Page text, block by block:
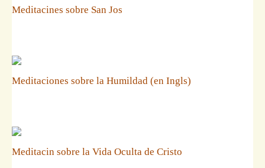
Meditacines sobre San Jos
Meditaciones sobre la Humildad (en Ingls)
Meditacin sobre la Vida Oculta de Cristo